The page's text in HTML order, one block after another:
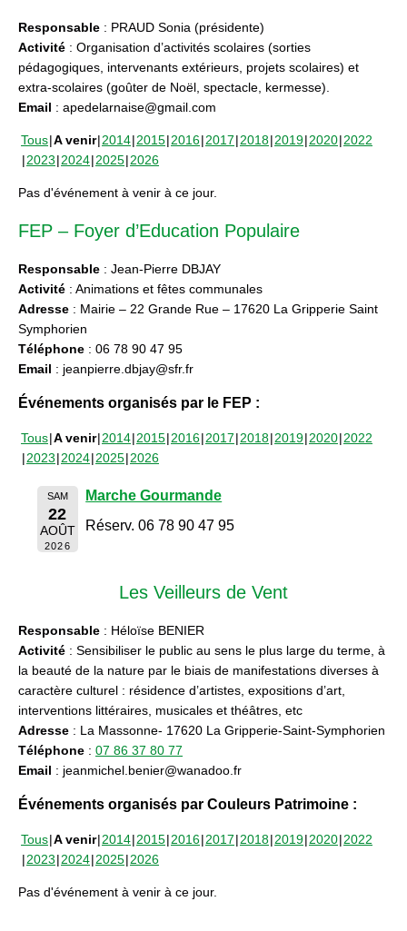
Responsable : PRAUD Sonia (présidente)
Activité : Organisation d’activités scolaires (sorties
pédagogiques, intervenants extérieurs, projets scolaires) et
extra-scolaires (goûter de Noël, spectacle, kermesse).
Email : apedelarnaise@gmail.com
Tous A venir 2014 2015 2016 2017 2018 2019 2020 2022
2023 2024 2025 2026
Pas d'événement à venir à ce jour.
FEP – Foyer d’Education Populaire
Responsable : Jean-Pierre DBJAY
Activité : Animations et fêtes communales
Adresse : Mairie – 22 Grande Rue – 17620 La Gripperie Saint
Symphorien
Téléphone : 06 78 90 47 95
Email : jeanpierre.dbjay@sfr.fr
Événements organisés par le FEP :
Tous A venir 2014 2015 2016 2017 2018 2019 2020 2022
2023 2024 2025 2026
SAM
22
AOÛT
2026
Marche Gourmande
Réserv. 06 78 90 47 95
Les Veilleurs de Vent
Responsable : Héloïse BENIER
Activité : Sensibiliser le public au sens le plus large du terme, à
la beauté de la nature par le biais de manifestations diverses à
caractère culturel : résidence d’artistes, expositions d’art,
interventions littéraires, musicales et théâtres, etc
Adresse : La Massonne- 17620 La Gripperie-Saint-Symphorien
Téléphone : 07 86 37 80 77
Email : jeanmichel.benier@wanadoo.fr
Événements organisés par Couleurs Patrimoine :
Tous A venir 2014 2015 2016 2017 2018 2019 2020 2022
2023 2024 2025 2026
Pas d'événement à venir à ce jour.